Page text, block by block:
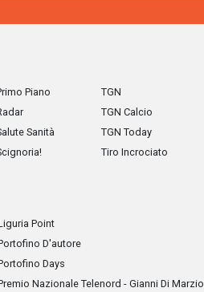
Piano
Sanità
TGN
TGN Calcio
TGN Today
Tiro Incrociato
Point
D'autore
Days
Nazionale Telenord - Gianni Di Marzio